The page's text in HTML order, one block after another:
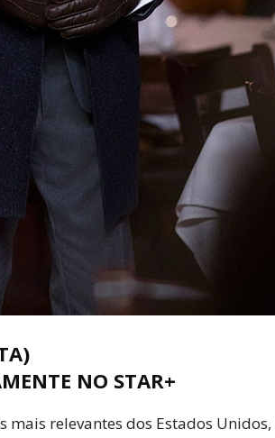
NO STAR+
relevantes dos Estados Unidos,